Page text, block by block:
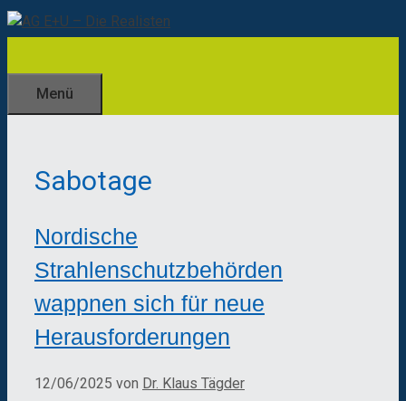
Zum
Inhalt
Menü
Sabotage
Nordische
Strahlenschutzbehörden
wappnen sich für neue
Herausforderungen
12/06/2025 von Dr. Klaus Tägder